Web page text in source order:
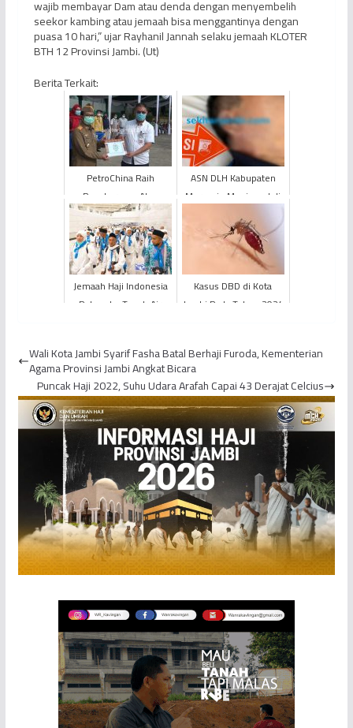
wajib membayar Dam atau denda dengan menyembelih
seekor kambing atau jemaah bisa menggantinya dengan
puasa 10 hari,” ujar Rayhanil Jannah selaku jemaah KLOTER
BTH 12 Provinsi Jambi. (Ut)
Berita Terkait:
PetroChina Raih
Penghargaan Atas
Partisipasi dan Peran
Aktif pada Kegiatan
Promotif B...
ASN DLH Kabupaten
Merangin Meninggal di
Kamar Hotel
Jemaah Haji Indonesia
Pulang ke Tanah Air
Tungg...
Kasus DBD di Kota
Jambi Pada Tahun 2024
Wali Kota Jambi Syarif Fasha Batal Berhaji Furoda, Kementerian
Agama Provinsi Jambi Angkat Bicara
Puncak Haji 2022, Suhu Udara Arafah Capai 43 Derajat Celcius